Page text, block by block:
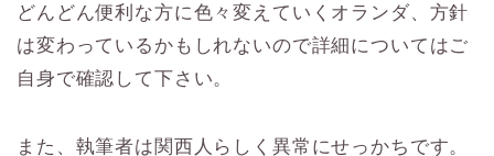
どんどん便利な方に色々変えていくオランダ、方針
は変わっているかもしれないので詳細についてはご
自身で確認して下さい。
また、執筆者は関西人らしく異常にせっかちです。